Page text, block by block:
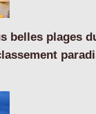
belles plages